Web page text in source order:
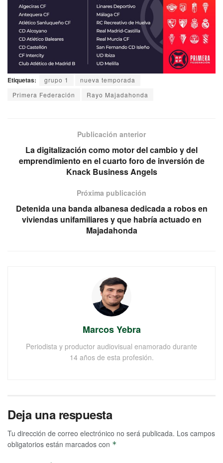
Etiquetas: grupo 1
nueva temporada
Primera Federación
Rayo Majadahonda
Publicación anterior
La digitalización como motor del cambio y del
emprendimiento en el cuarto foro de inversión de
Knack Business Angels
Próxima publicación
Detenida una banda albanesa dedicada a robos en
viviendas unifamiliares y que habría actuado en
Majadahonda
Marcos Yebra
Periodista y productor audiovisual enamorado durante
14 años de esta profesión.
Deja una respuesta
Tu dirección de correo electrónico no será publicada. Los campos
obligatorios están marcados con *